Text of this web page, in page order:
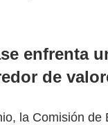
enfrenta
de
la Comisión de